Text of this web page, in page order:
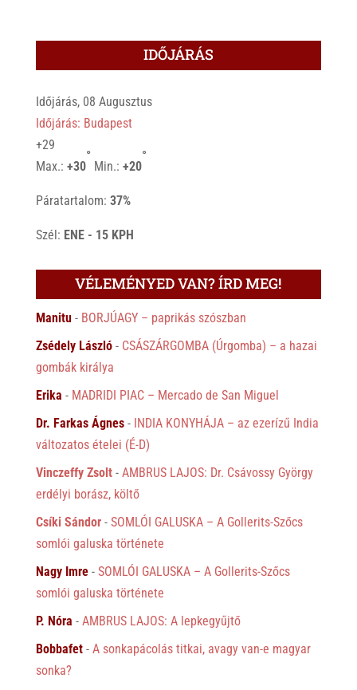
IDŐJÁRÁS
Időjárás, 08 Augusztus
Időjárás: Budapest
+29
Max.: +30
°
Min.: +20
°
Páratartalom: 37%
Szél: ENE - 15 KPH
VÉLEMÉNYED VAN? ÍRD MEG!
Manitu- BORJÚAGY – paprikás szószban
Zsédely László- CSÁSZÁRGOMBA (Úrgomba) – a hazai
gombák királya
Erika - MADRIDI PIAC – Mercado de San Miguel
Dr. Farkas Ágnes- INDIA KONYHÁJA – az ezerízű India
változatos ételei (É-D)
Vinczeffy Zsolt- AMBRUS LAJOS: Dr. Csávossy György
erdélyi borász, költő
Csíki Sándor- SOMLÓI GALUSKA – A Gollerits-Szőcs
somlói galuska története
Nagy Imre- SOMLÓI GALUSKA – A Gollerits-Szőcs
somlói galuska története
P. Nóra - AMBRUS LAJOS: A lepkegyűjtő
Bobbafet- A sonkapácolás titkai, avagy van-e magyar
sonka?